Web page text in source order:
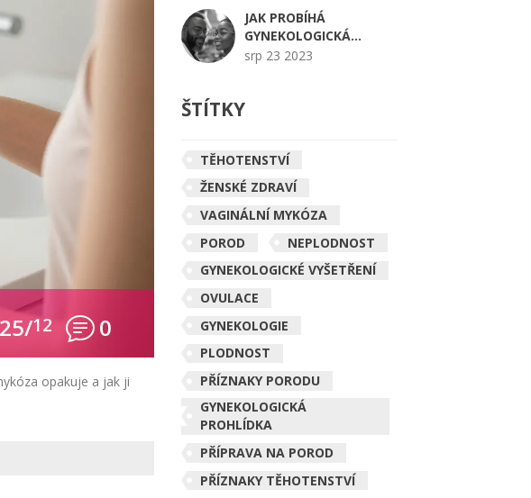
25/12 0
opakuje a jak ji
I MUŽE
JAK PROBÍHÁ
GYNEKOLOGICKÁ
PROHLÍDKA U PANNY?
srp 23 2023
ŠTÍTKY
TĚHOTENSTVÍ
ŽENSKÉ ZDRAVÍ
VAGINÁLNÍ MYKÓZA
POROD
NEPLODNOST
GYNEKOLOGICKÉ VYŠETŘENÍ
OVULACE
GYNEKOLOGIE
PLODNOST
PŘÍZNAKY PORODU
GYNEKOLOGICKÁ
PROHLÍDKA
PŘÍPRAVA NA POROD
PŘÍZNAKY TĚHOTENSTVÍ